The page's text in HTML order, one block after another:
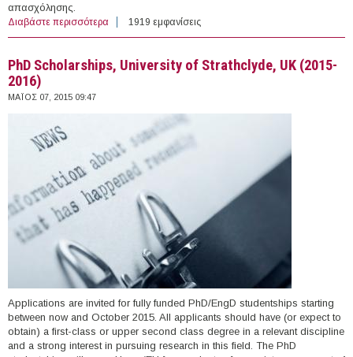
απασχόλησης.
Διαβάστε περισσότερα για 39 Υποτροφίες στο εξωτερικό (07/05/2015)
1919 εμφανίσεις
PhD Scholarships, University of Strathclyde, UK (2015-
2016)
ΜΆΙΟΣ 07, 2015 09:47
Applications are invited for fully funded PhD/EngD studentships starting
between now and October 2015. All applicants should have (or expect to
obtain) a first-class or upper second class degree in a relevant discipline
and a strong interest in pursuing research in this field. The PhD